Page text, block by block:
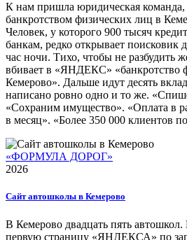
К нам пришла юридическая команда,
банкротством физических лиц в
Человек, у которого 900 тысяч
банкам, редко открывает поисковик
час ночи. Тихо, чтобы не разбудить
вбивает в «ЯНДЕКС» «банкротство
Кемерово». Дальше идут десять
написано ровно одно и то же.
«Сохраним имущество». «Оплата в
в месяц». «Более 350 000 клиентов
«ФОРМУЛА ДОРОГ»
2026
Сайт автошколы в Кемерово
В Кемерово двадцать пять
первую страницу «ЯНДЕКСА» по